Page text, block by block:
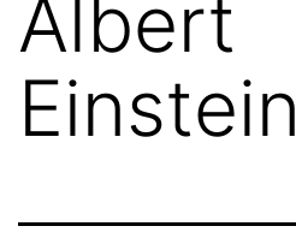
Albert
Einstein